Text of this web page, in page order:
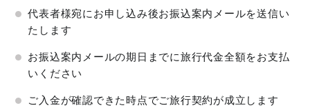
代表者様宛にお申し込み後お振込案内メールを送信い
たします
お振込案内メールの期日までに旅行代金全額をお支払
いください
ご入金が確認できた時点でご旅行契約が成立します